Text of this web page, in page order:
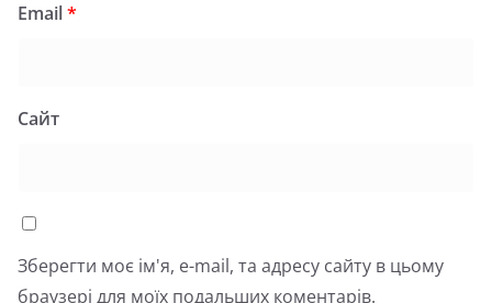
Email*
Сайт
Зберегти моє ім'я, e-mail, та адресу сайту в цьому
браузері для моїх подальших коментарів.